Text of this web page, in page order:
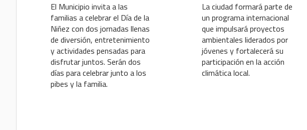
El Municipio invita a las
familias a celebrar el Día de la
Niñez con dos jornadas llenas
de diversión, entretenimiento
y actividades pensadas para
disfrutar juntos. Serán dos
días para celebrar junto a los
pibes y la familia.
La ciudad formará parte de
un programa internacional
que impulsará proyectos
ambientales liderados por
jóvenes y fortalecerá su
participación en la acción
climática local.